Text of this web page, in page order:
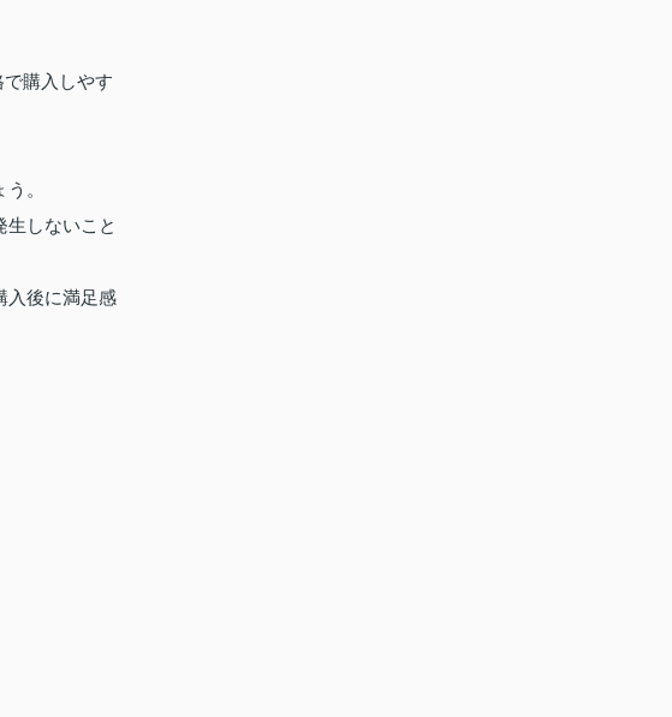
購入しやす
。
しないこと
入後に満足感